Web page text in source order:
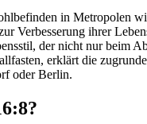
in Metropolen
Verbesserung ihrer
der nicht nur beim
erklärt die
oder Berlin.